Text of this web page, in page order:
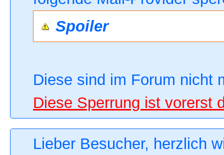
Spoiler
Diese sind im Forum nicht
Diese Sperrung ist vorerst
Lieber Besucher, herzlich